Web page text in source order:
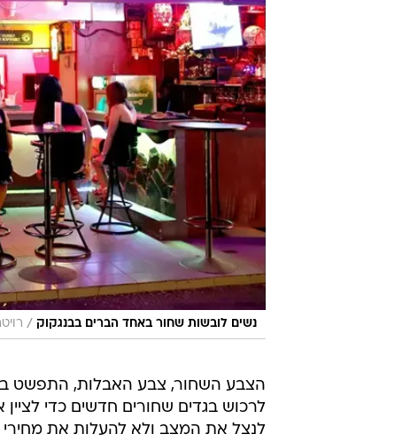
נשים לובשות שחור באחד הברים בבנגקוק /
הצבע השחור, צבע האבלות, התפשט
לרכוש בגדים שחורים חדשים כדי
לנצל את המצב ולא להעלות את מחירי